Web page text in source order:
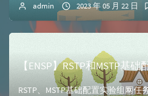
admin 2023 年 05 月 22 日
【ENSP】RSTP和MSTP基础